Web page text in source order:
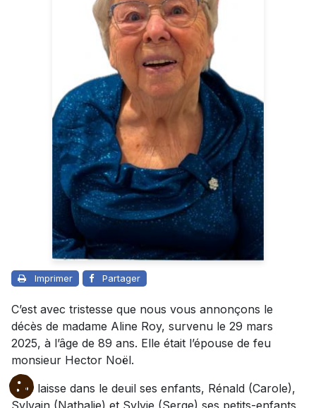
Imprimer Partager
C’est avec tristesse que nous vous annonçons le
décès de madame Aline Roy, survenu le 29 mars
2025, à l’âge de 89 ans. Elle était l’épouse de feu
monsieur Hector Noël.
Elle laisse dans le deuil ses enfants, Rénald (Carole),
Sylvain (Nathalie) et Sylvie (Serge),ses petits-enfants,